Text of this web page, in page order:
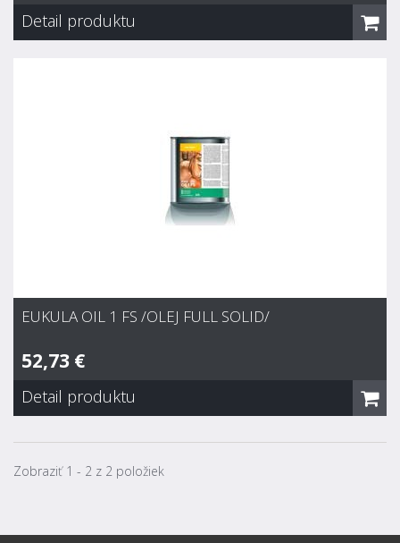
Dr. Schutz Odstraňovač povlaku
Odstraňovač sivého povlaku - intenzívny čistič pre všetky
zošednuté povrchy tvrdých drevín. Dobre priľne a
neodkvapkáva. Rýchlo zosvetlí všetky zošednuté drevené
povrchy a oživuje ich. Drevu sa vráti jeho prirodzená farba.
Detail produktu
EUKULA OIL 1 FS /OLEJ FULL SOLID/
52,73 €
eukula oil 1 FS /olej Full Solid/
Hĺbková impregnácia na báze prírodného oleja pre drevené a
Detail produktu
Zobraziť 1 - 2 z 2 položiek